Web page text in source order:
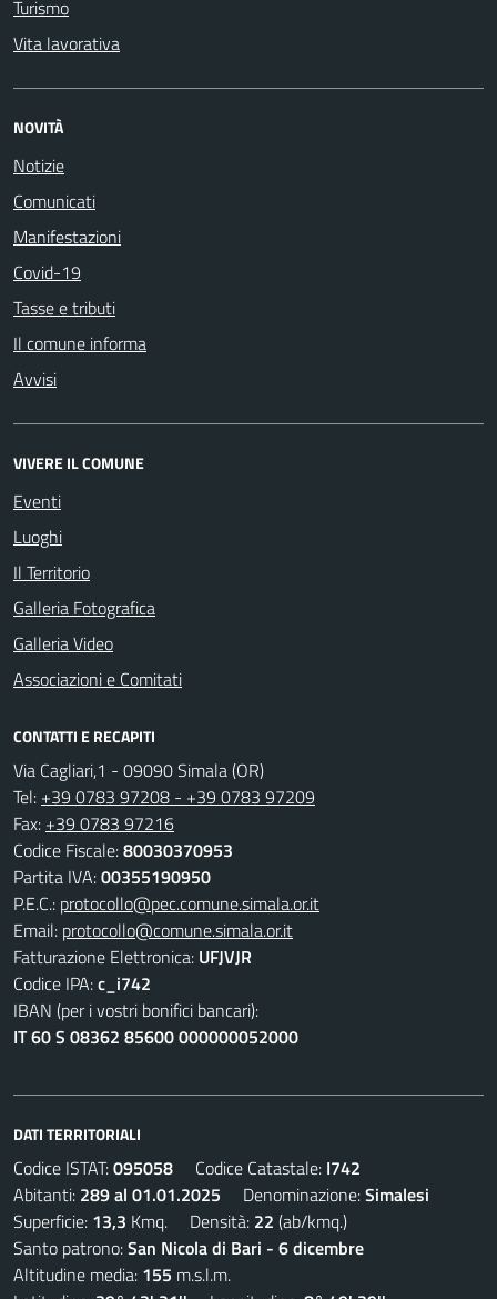
Turismo
Vita lavorativa
NOVITÀ
Notizie
Comunicati
Manifestazioni
Covid-19
Tasse e tributi
Il comune informa
Avvisi
VIVERE IL COMUNE
Eventi
Luoghi
Il Territorio
Galleria Fotografica
Galleria Video
Associazioni e Comitati
CONTATTI E RECAPITI
Via Cagliari,1 - 09090 Simala (OR)
Tel: +39 0783 97208 - +39 0783 97209
Fax: +39 0783 97216
Codice Fiscale:80030370953
Partita IVA:00355190950
P.E.C.: protocollo@pec.comune.simala.or.it
Email: protocollo@comune.simala.or.it
Fatturazione Elettronica: UFJVJR
Codice IPA:c_i742
IBAN (per i vostri bonifici bancari):
IT 60 S 08362 85600 000000052000
DATI TERRITORIALI
Codice ISTAT:095058 Codice Catastale: I742
Abitanti: 289 al 01.01.2025 Denominazione:Simalesi
Superficie: 13,3 Kmq. Densità: 22 (ab/kmq.)
Santo patrono:San Nicola di Bari - 6 dicembre
Altitudine media: 155 m.s.l.m.